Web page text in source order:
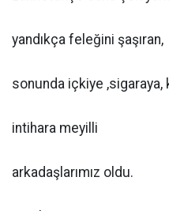
yandıkça feleğini şaşıran,
sonunda içkiye ,sigaraya,
intihara meyilli
arkadaşlarımız oldu.